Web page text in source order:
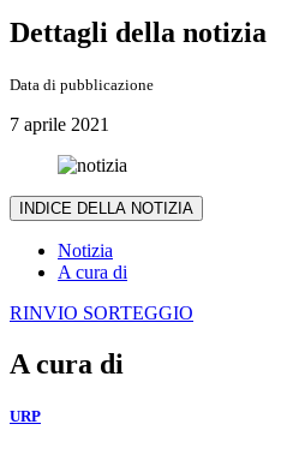
Dettagli della notizia
Data di pubblicazione
7 aprile 2021
INDICE DELLA NOTIZIA
Notizia
A cura di
RINVIO SORTEGGIO
A cura di
URP